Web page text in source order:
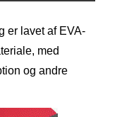
er lavet af EVA-
med
og andre